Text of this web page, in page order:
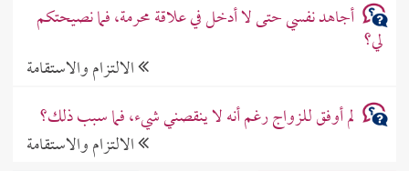
أجاهد نفسي حتى لا أدخل في علاقة محرمة، فما نصيحتكم
لي؟
الالتزام والاستقامة
لم أوفق للزواج رغم أنه لا ينقصني شيء، فما سبب ذلك؟
الالتزام والاستقامة